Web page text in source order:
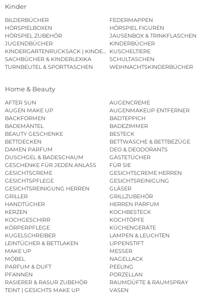
Kinder
BILDERBÜCHER
FEDERMAPPEN
HÖRSPIELBOXEN
HÖRSPIEL FIGUREN
HÖRSPIEL ZUBEHÖR
JAUSENBOX & TRINKFLASCHEN
JUGENDBÜCHER
KINDERBÜCHER
KINDERGARTENRUCKSACK | KINDERGARTENBEUTEL
KUSCHELTIERE
SACHBÜCHER & KINDERLEXIKA
SCHULTASCHEN
TURNBEUTEL & SPORTTASCHEN
WEIHNACHTSKINDERBÜCHER
Home & Beauty
AFTER SUN
AUGENCREME
AUGEN MAKE UP
AUGENMAKEUP ENTFERNER
BACKFORMEN
BADTEPPICH
BADEMÄNTEL
BADEZIMMER
BEAUTY GESCHENKE
BESTECK
BETTDECKEN
BETTWÄSCHE & BETTBEZÜGE
DAMEN PARFUM
DEO & DEODORANTS
DUSCHGEL & BADESCHAUM
GÄSTETÜCHER
GESCHENKE FÜR JEDEN ANLASS
FÜR SIE
GESICHTSCREME
GESICHTSCREME HERREN
GESICHTSPFLEGE
GESICHTSREINIGUNG
GESICHTSREINIGUNG HERREN
GLÄSER
GRILLER
GRILLZUBEHÖR
HANDTÜCHER
HERREN PARFUM
KERZEN
KOCHBESTECK
KOCHGESCHIRR
KOCHTÖPFE
KÖRPERPFLEGE
KÜCHENGERÄTE
KUGELSCHREIBER
LAMPEN & LEUCHTEN
LEINTÜCHER & BETTLAKEN
LIPPENSTIFT
MAKE UP
MESSER
MÖBEL
NAGELLACK
PARFUM & DUFT
PEELING
PFANNEN
PORZELLAN
RASIERER & RASUR ZUBEHÖR
RAUMDÜFTE & RAUMSPRAY
TEINT | GESICHTS MAKE UP
VASEN